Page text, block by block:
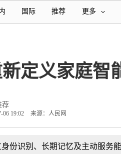
国际 推荐 更多
定义家庭智
荐
06 19:02 来源：人民网
身份识别、长期记忆及主动服务能